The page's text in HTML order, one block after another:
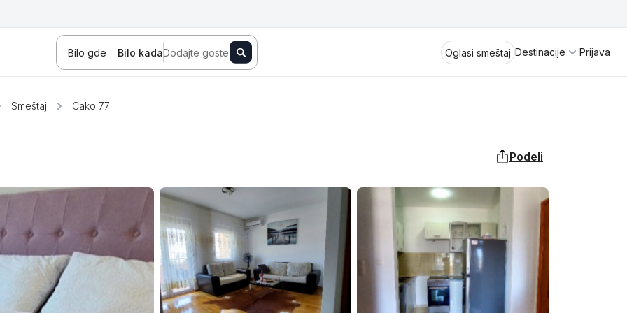
Bilo gde Bilo kadaDodajte goste Oglasi smeštaj Destinacije
Koviljača Sokobanja Fruška gora Vrnjačka Banja
Tara Stara planina Banja Vrujci Perućac
Ždrelo Golubac Kladovo
Bajina Bašta Jagodina Aranđelovac
Spremite se za virtuelno putovanje
kroz jednu od najlepših zemalja
Evrope i sveta. Uživaćete u prikazima
planinskih masiva poput Tare i Šar-
planine, ali i u ravničarskim predelima
prostrane Vojvodine. Istraživanje
tradicije i kulturnog dobra Srbije
otkriće vam pravu narav srpskog
Prijava
Smeštaj Cako 77
Podeli